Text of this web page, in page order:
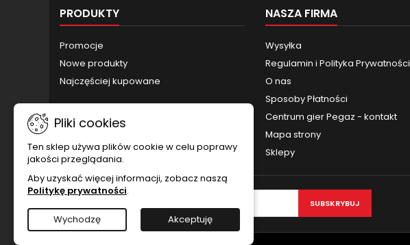
PRODUKTY
Promocje
Nowe produkty
Najczęściej kupowane
NASZA FIRMA
Wysyłka
Regulamin i Polityka Prywatności
O nas
Sposoby Płatności
Centrum gier Pegaz - kontakt
Mapa strony
Sklepy
Pliki cookies
Ten sklep używa plików cookie w celu poprawy
jakości przeglądania.
Aby uzyskać więcej informacji, zobacz naszą
Politykę prywatności.
Wychodzę Akceptuję